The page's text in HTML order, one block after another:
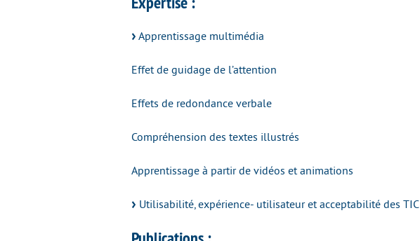
Apprentissage multimédia
Effet de guidage de l’attention
Effets de redondance verbale
Compréhension des textes illustrés
Apprentissage à partir de vidéos et animations
Utilisabilité, expérience- utilisateur et acceptabilité des TIC